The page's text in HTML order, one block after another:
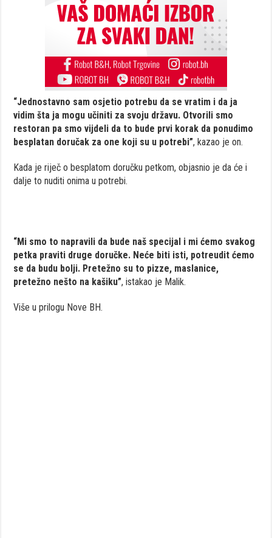
“Jednostavno sam osjetio potrebu da se vratim i da ja
vidim šta ja mogu učiniti za svoju državu. Otvorili smo
restoran pa smo vijdeli da to bude prvi korak da ponudimo
besplatan doručak za one koji su u potrebi”, kazao je on.
Kada je riječ o besplatom doručku petkom, objasnio je da će i
dalje to nuditi onima u potrebi.
“Mi smo to napravili da bude naš specijal i mi ćemo svakog
petka praviti druge doručke. Neće biti isti, potreudit ćemo
se da budu bolji. Pretežno su to pizze, maslanice,
pretežno nešto na kašiku”, istakao je Malik.
Više u prilogu Nove BH.